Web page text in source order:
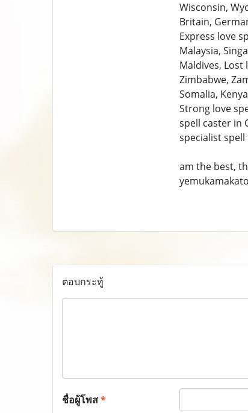
Wisconsin,
Britain,
Express love
Malaysia,
Maldives, Lost
Zimbabwe,
Somalia,
Strong love
spell caster in
specialist spell
am the best,
ตอบกระทู้
ชื่อผู้โพส*